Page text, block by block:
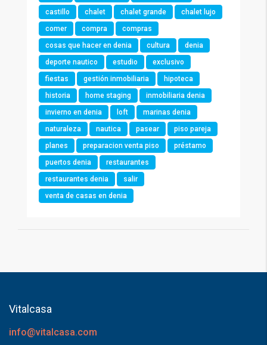
castillo
chalet chalet grande
chalet lujo
comer
compra
compras
cosas que hacer en denia
cultura
denia
deporte nautico
estudio
exclusivo
fiestas
gestión inmobiliaria
hipoteca
historia
home staging
inmobiliaria denia
invierno en denia
loft
marinas denia
naturaleza
nautica pasear
piso pareja
planes
preparacion venta piso
préstamo
puertos denia
restaurantes
restaurantes denia
salir
venta de casas en denia
Vitalcasa
info@vitalcasa.com